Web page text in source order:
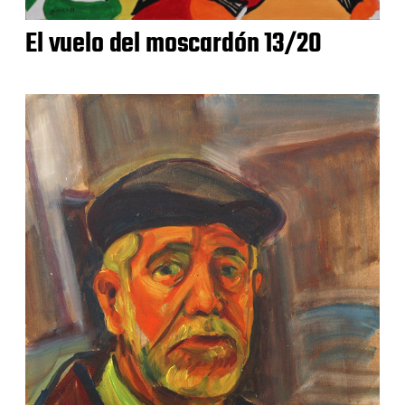
El vuelo del moscardón 13/20